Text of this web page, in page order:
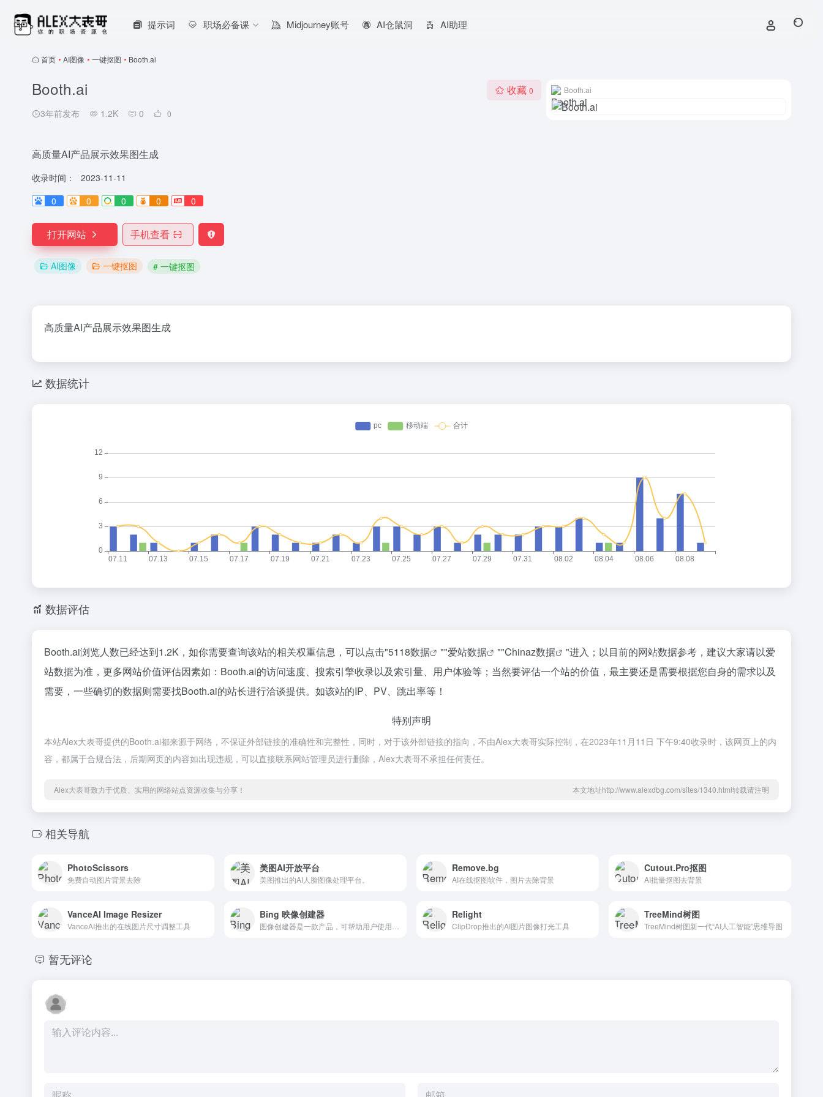
提示词 职场必备课 Midjourney账号 AI仓鼠洞 AI助理
首页 • AI图像 • 一键抠图 • Booth.ai
Booth.ai
3年前发布 1.2K 0 0
收藏 0
高质量AI产品展示效果图生成
收录时间：
2023-11-11
0
0 0 0 0
打开网站 手机查看
AI图像 一键抠图 # 一键抠图
Booth.ai
高质量AI产品展示效果图生成
数据统计
数据评估
Booth.ai浏览人数已经达到1.2K，如你需要查询该站的相关权重信息，可以点击"5118数据 ""爱站数据 ""Chinaz数据
"进入；以目前的网站数据参考，建议大家请以爱
站数据为准，更多网站价值评估因素如：Booth.ai的访问速度、搜索引擎收录以及索引量、用户体验等；当然要评估一个站的价值，最主要还是需要根据您自身的需求以及
需要，一些确切的数据则需要找Booth.ai的站长进行洽谈提供。如该站的IP、PV、跳出率等！
特别声明
本站Alex大表哥提供的Booth.ai都来源于网络，不保证外部链接的准确性和完整性，同时，对于该外部链接的指向，不由Alex大表哥实际控制，在2023年11月11日 下午9:40收录时，该网页上的内
容，都属于合规合法，后期网页的内容如出现违规，可以直接联系网站管理员进行删除，Alex大表哥不承担任何责任。
Alex大表哥致力于优质、实用的网络站点资源收集与分享！ 本文地址http://www.alexdbg.com/sites/1340.html转载请注明
相关导航
PhotoScissors
免费自动图片背景去除
美图AI开放平台
美图推出的AI人脸图像处理平台。
Remove.bg
AI在线抠图软件，图片去除背景
Cutout.Pro抠图
AI批量抠图去背景
VanceAI Image Resizer
VanceAI推出的在线图片尺寸调整工具
Bing 映像创建器 Relight
ClipDrop推出的AI图片图像打光工具
TreeMind树图
TreeMind树图新一代“AI人工智能”思维导图
暂无评论